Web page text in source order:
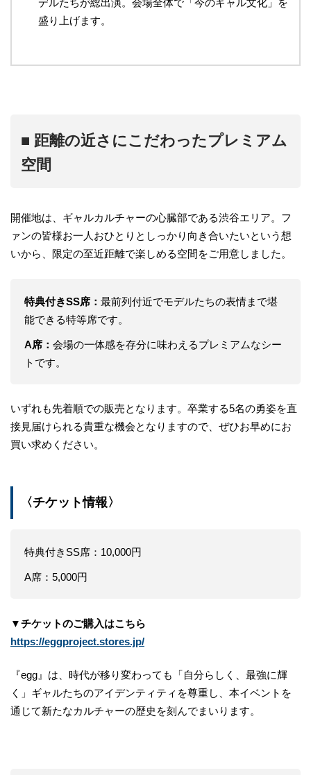
デルたちが総出演。会場全体で「今のギャル文化」を
盛り上げます。
■ 距離の近さにこだわったプレミアム
空間
開催地は、ギャルカルチャーの心臓部である渋谷エリア。フ
ァンの皆様お一人おひとりとしっかり向き合いたいという想
いから、限定の至近距離で楽しめる空間をご用意しました。
特典付きSS席： 最前列付近でモデルたちの表情まで堪
能できる特等席です。
A席： 会場の一体感を存分に味わえるプレミアムなシー
トです。
いずれも先着順での販売となります。卒業する5名の勇姿を直
接見届けられる貴重な機会となりますので、ぜひお早めにお
買い求めください。
〈チケット情報〉
特典付きSS席：10,000円
A席：5,000円
▼チケットのご購入はこちら
https://eggproject.stores.jp/
『egg』は、時代が移り変わっても「自分らしく、最強に輝
く」ギャルたちのアイデンティティを尊重し、本イベントを
通じて新たなカルチャーの歴史を刻んでまいります。